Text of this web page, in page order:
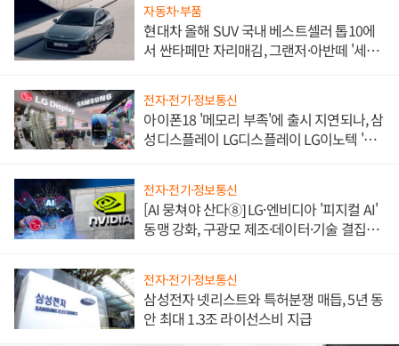
자동차·부품
현대차 올해 SUV 국내 베스트셀러 톱10에
서 싼타페만 자리매김, 그랜저·아반떼 '세단
전자·전기·정보통신
아이폰18 '메모리 부족'에 출시 지연되나, 삼
성디스플레이 LG디스플레이 LG이노텍 '탈
전자·전기·정보통신
[AI 뭉쳐야 산다⑧] LG·엔비디아 '피지컬 AI'
동맹 강화, 구광모 제조·데이터·기술 결집
전자·전기·정보통신
삼성전자 넷리스트와 특허분쟁 매듭, 5년 동
안 최대 1.3조 라이선스비 지급